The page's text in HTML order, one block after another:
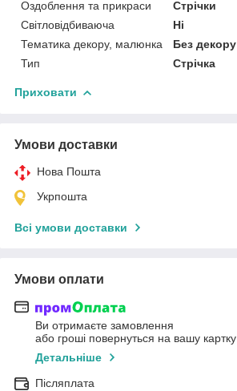
Оздоблення та прикраси
Стрічки
Світловідбиваюча
Ні
Тематика декору, малюнка
Без декору
Тип
Стрічка
Приховати
Умови доставки
Нова Пошта
Укрпошта
Всі умови доставки
Умови оплати
Ви отримаєте замовлення
або гроші повернуться на вашу картку
Детальніше
Післяплата